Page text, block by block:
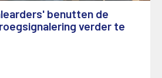
benutten de
verder te